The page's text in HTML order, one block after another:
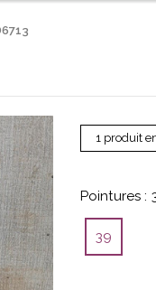
Pointures :
39
1 produit